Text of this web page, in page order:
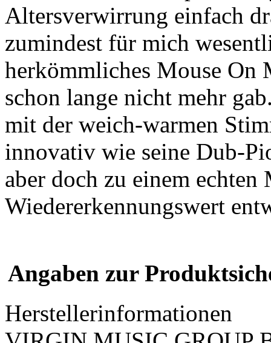
Altersverwirrung einfach
zumindest für mich
herkömmliches Mouse On
schon lange nicht mehr
mit der weich-warmen
innovativ wie seine Dub-
aber doch zu einem
Wiedererkennungswert
Angaben zur
Herstellerinformationen